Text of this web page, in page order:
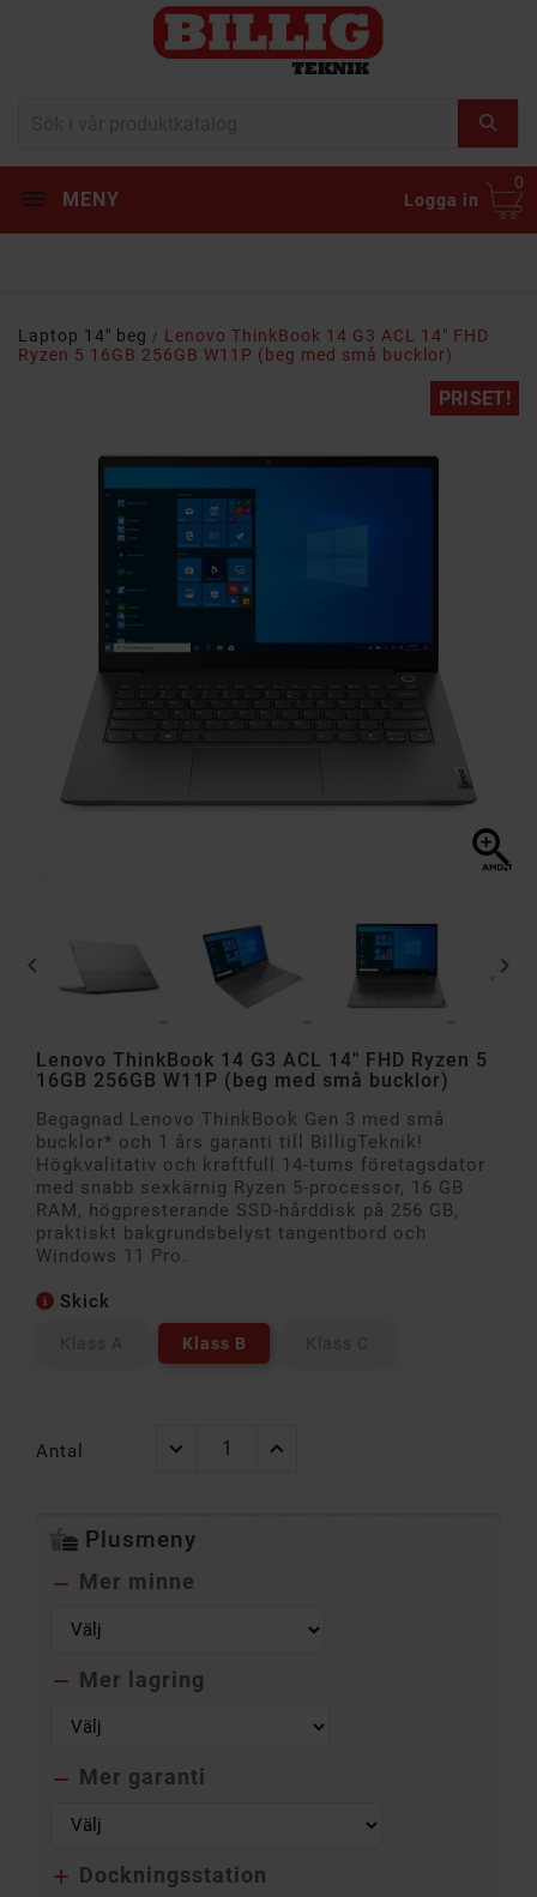
MENY Logga in
0
Laptop 14" beg
Lenovo ThinkBook 14 G3 ACL 14" FHD
Ryzen 5 16GB 256GB W11P (beg med små bucklor)
PRISET!

 
Lenovo ThinkBook 14 G3 ACL 14" FHD Ryzen 5
16GB 256GB W11P (beg med små bucklor)
Begagnad Lenovo ThinkBook Gen 3 med små
bucklor* och 1 års garanti till BilligTeknik!
Högkvalitativ och kraftfull 14-tums företagsdator
med snabb sexkärnig Ryzen 5-processor, 16 GB
RAM, högpresterande SSD-hårddisk på 256 GB,
praktiskt bakgrundsbelyst tangentbord och
Windows 11 Pro.
Skick
Klass A Klass B Klass C
Antal
Plusmeny
 Mer minne
 Mer lagring
 Mer garanti
 Dockningsstation